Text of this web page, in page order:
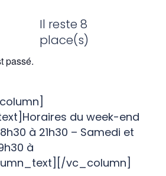
Il reste 8
place(s)
passé.
du week-end
à 21h30 – Samedi et
à
vc_column]